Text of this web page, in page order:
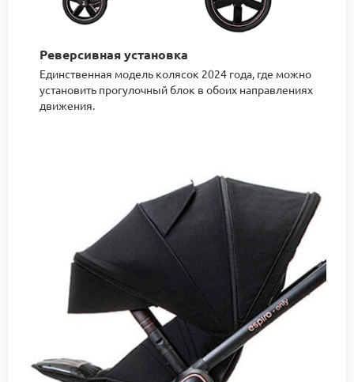
Реверсивная установка
Единственная модель колясок 2024 года, где можно
установить прогулочный блок в обоих направлениях
движения.